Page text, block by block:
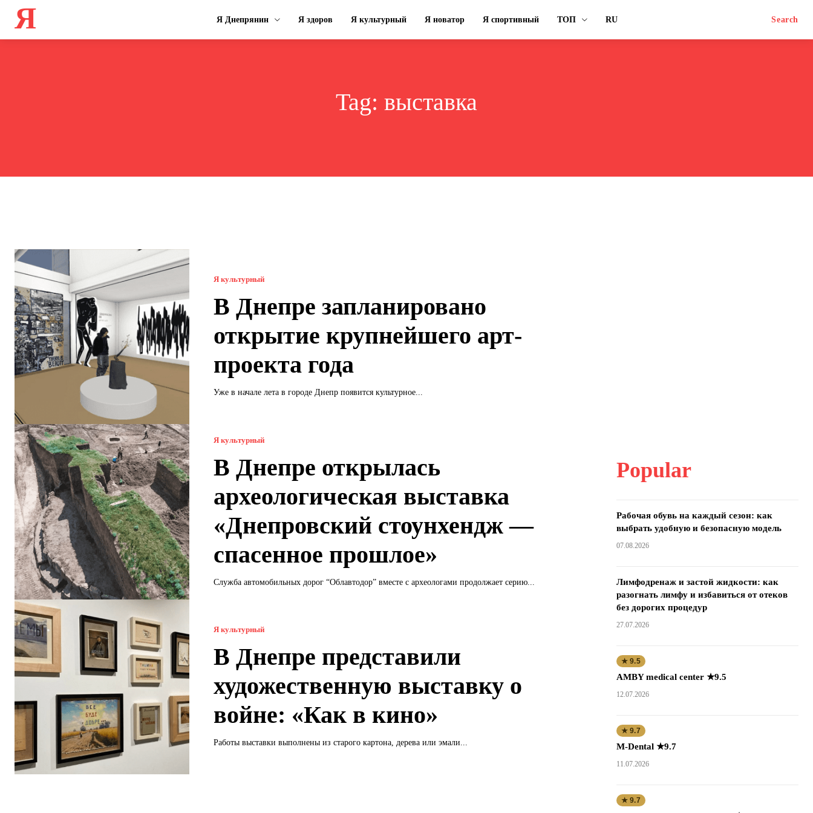
Я Я Днепрянин Я здоров Я культурный Я новатор Я спортивный ТОП RU Search
Tag: выставка
Я культурный
В Днепре запланировано
открытие крупнейшего арт-
проекта года
Уже в начале лета в городе Днепр появится культурное...
Я культурный
В Днепре открылась
археологическая выставка
«Днепровский стоунхендж —
спасенное прошлое»
Служба автомобильных дорог “Облавтодор” вместе с археологами продолжает серию...
Я культурный
В Днепре представили
художественную выставку о
войне: «Как в кино»
Работы выставки выполнены из старого картона, дерева или эмали...
Popular
Рабочая обувь на каждый сезон: как
выбрать удобную и безопасную модель
07.08.2026
Лимфодренаж и застой жидкости: как
разогнать лимфу и избавиться от отеков
без дорогих процедур
27.07.2026
★ 9.5
AMBY medical center ★9.5
12.07.2026
★ 9.7
M-Dental ★9.7
11.07.2026
★ 9.7